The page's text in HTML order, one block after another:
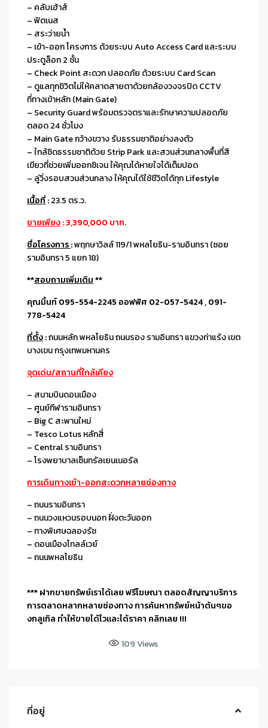
– คลับเฮ้าส์
– ฟิตเนส
– สระว่ายน้ำ
– เข้า-ออก โครงการ ด้วยระบบ Auto Access Card และระบบ
ประตูล็อก 2 ชั้น
– Check Point สะดวก ปลอดภัย ด้วยระบบ Card Scan
– ดูแลทุกชิวิตไม่ให้คลาดสายตาด้วยกล้องวงจรปิด CCTV
ที่ทางเข้าหลัก (Main Gate)
– Security Guard พร้อมตรวจตราและรักษาความปลอดภัย
ตลอด 24 ชั่วโมง
– Main Gate กว้างขวาง รับธรรมชาติอย่างลงตัว
– ใกล้ชิดธรรมชาติด้วย Strip Park และสวนส่วนกลางพื้นที่สี
เขียวที่ช่วยเพิ่มออกซิเจน ให้คุณได้หายใจได้เต็มปอด
– ลู่วิ่งรอบสวนส่วนกลาง ให้คุณได้ใช้ชีวิตได้ทุก Lifestyle
เนื้อที่:23.5 ตร.ว.
ขายเพียง: 3,390,000 บาท.
ชื่อโครงการ:พฤกษาวิลล์ 119/1 พหลโยธิน-รามอินทรา (ซอย
รามอินทรา 5 แยก 18)
**สอบถามเพิ่มเติม**
คุณมิ้นท์ 095-554-2245 ออฟฟิศ 02-057-5424 , 091-
778-5424
ที่ตั้ง:ถนนหลัก พหลโยธิน ถนนรอง รามอินทรา แขวงท่าแร้ง เขต
บางเขน กรุงเทพมหานคร
จุดเด่น/สถานที่ใกล้เคียง
– สนามบินดอนเมือง
– ศูนย์กีฬารามอินทรา
– Big C สะพานใหม่
– Tesco Lotus หลักสี่
– Central รามอินทรา
– โรงพยาบาลเซ็นทรัลเยนเนอรัล
การเดินทางเข้า-ออกสะดวกหลายช่องทาง
– ถนนรามอินทรา
– ถนนวงแหวนรอบนอก ฝั่งตะวันออก
– ทางพิเศษฉลองรัช
– ดอนเมืองโทลล์เวย์
– ถนนพหลโยธิน
*** ฝากขายทรัพย์เราได้เลย ฟรีโฆษณา ตลอดสัญญาบริการ
การตลาดหลากหลายช่องทาง การค้นหาทรัพย์หน้าต้นๆขอ
งกลูเกิล ทำให้ขายได้ไวและได้ราคา คลิกเลย !!!
109Views
ที่อยู่